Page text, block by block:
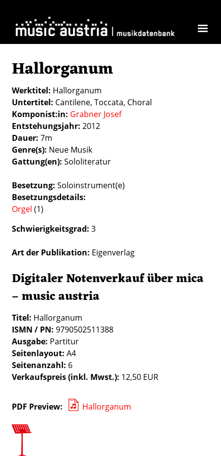
Hallorganum
Werktitel Hallorganum
Untertitel Cantilene, Toccata, Choral
Komponist:in Grabner Josef
Entstehungsjahr 2012
Dauer 7m
Genre(s) Neue Musik
Gattung(en) Sololiteratur
Besetzung Soloinstrument(e)
Besetzungsdetails
Orgel (1)
Schwierigkeitsgrad 3
Art der Publikation Eigenverlag
Digitaler Notenverkauf über mica
– music austria
Titel: Hallorganum
ISMN / PN: 9790502511388
Ausgabe: Partitur
Seitenlayout: A4
Seitenanzahl: 6
Verkaufspreis (inkl. Mwst.): 12,50 EUR
PDF Preview Hallorganum